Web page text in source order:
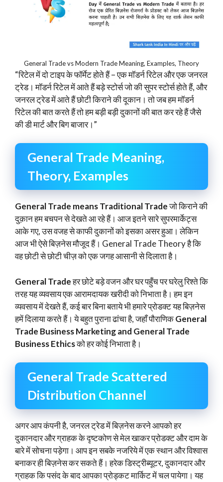
General Trade vs Modern Trade Meaning, Examples, Theory
“रिटेल में दो टाइप के फॉर्मेट होते हैं – एक मॉडर्न रिटेल और एक जनरल
ट्रेड। मॉडर्न रिटेल में आते हैं बड़े स्टोर्स जो की सुपर स्टोर्स होते हैं, और
जनरल ट्रेड में आते हैं छोटी किराने की दूकान। तो जब हम मॉडर्न
रिटेल की बात करते हैं तो हम बड़ी बड़ी दुकानों की बात कर रहे हैं जैसे
की डी मार्ट और बिग बाजार।”
General Trade Meaning,
Theory, Examples
General Trade means Traditional Tradeजो किराने की
दुक़ान हम बचपन से देखते आ रहे हैं। आज इतने सारे सुपरमार्केट्स
आके गए, उस वजह से काफी दुकानों को इसका असर हुआ। लेकिन
आज भी ऐसे बिज़नेस मौजूद हैं। General Trade Theory है कि
वह छोटी से छोटी चीज़ को एक जगह आसानी से दिलाता है।
General Tradeहर छोटे बड़े वजन और घर पहुँच पर घरेलु रिश्ते कि
तरह यह व्यवसाय एक आरामदायक खरीदी को निभाता है। हम इन
व्यवसाय में देखते हैं, कई बार बिना बताये भी हमारे प्रोडक्ट यह बिज़नेस
हमें दिलाया करते हैं। ये बहुत पुराना ढांचा है, जहाँ पौराणिकGeneral
Trade Business Marketing and General Trade
Business Ethicsको हर कोई निभाता है।
General Trade Scattered
Distribution Channel
अगर आप कंपनी है, जनरल ट्रेड में बिज़नेस करने आपको हर
दुकानदार और ग्राहक के दृष्टकोण से मेल खाकर प्रोडक्ट और दाम के
बारे में सोचना पड़ेगा। आप इन सबके नजरिये में एक स्थान और विश्वास
बनाकर ही बिज़नेस कर सकते हैं। हरेक डिस्ट्रीब्यूटर, दुकानदार और
ग्राहक कि पसंद के बाद आपका प्रोड्कट मार्किट में चल पायेगा। यह